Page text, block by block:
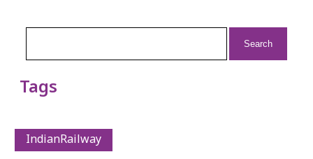
Tags
IndianRailway